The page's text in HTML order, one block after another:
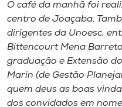
O café da manhã foi
centro de Joaçaba.
dirigentes da Unoesc,
Bittencourt Mena
graduação e Extensão
Marin (de Gestão
quem deus as boas
dos convidados em